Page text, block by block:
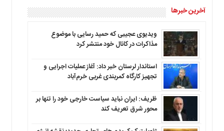
آخرین خبرها
ویدیوی عجیبی که حمید رسایی با موضوع
مذاکرات در کانال خود منتشر کرد
استاندار لرستان خبر داد: آغاز عملیات اجرایی و
تجهیز کارگاه کمربندی غربی خرم‌آباد
ظریف: ایران نباید سیاست خارجی خود را تنها بر
محور شرق تعریف کند